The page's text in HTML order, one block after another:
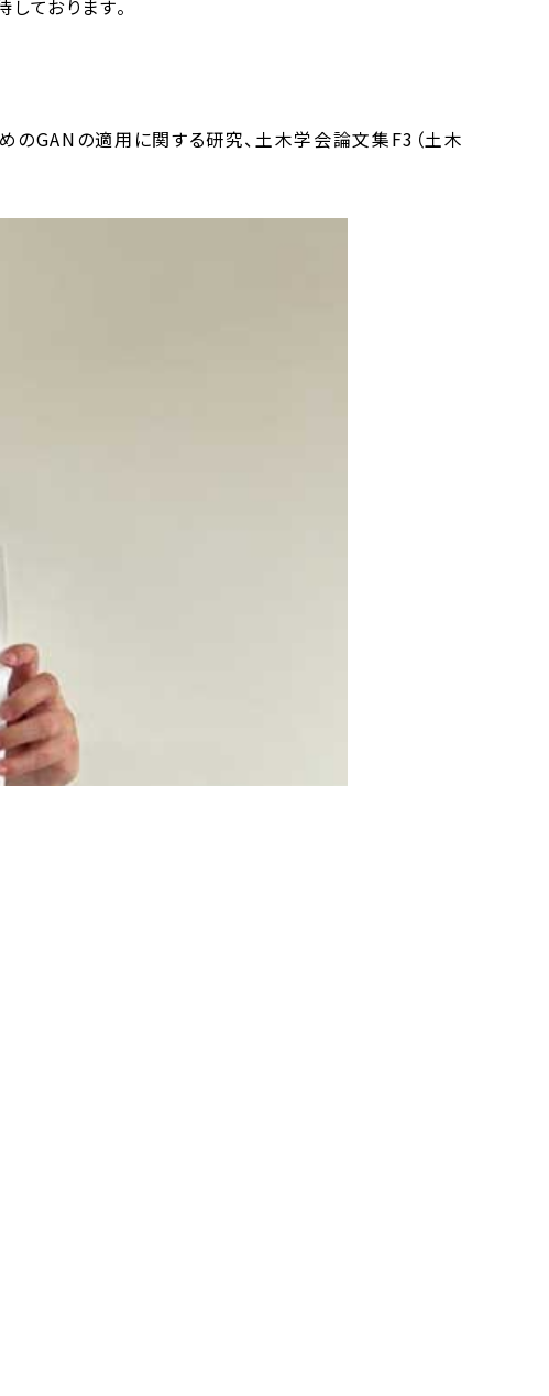
ております。
のGANの適用に関する研究、土木学会論文集F3（土木